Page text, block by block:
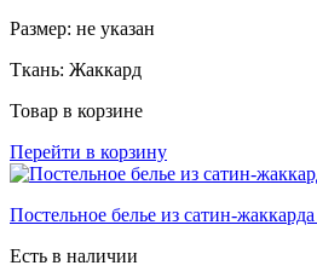
Размер: не указан
Ткань: Жаккард
Товар в корзине
Перейти в корзину
Постельное белье из сатин-
Есть в наличии